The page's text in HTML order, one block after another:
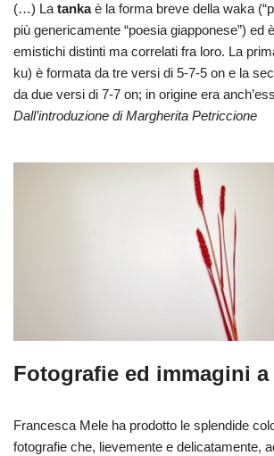
(…) La tankaè la forma breve della waka
più genericamente “poesia giapponese”) ed
emistichi distinti ma correlati fra loro. La
ku) è formata da tre versi di 5-7-5 on e la
da due versi di 7-7 on; in origine era
Dall’introduzione di Margherita Petriccione
Fotografie ed immagini
Francesca Mele ha prodotto le splendide
fotografie che, lievemente e delicatamente,